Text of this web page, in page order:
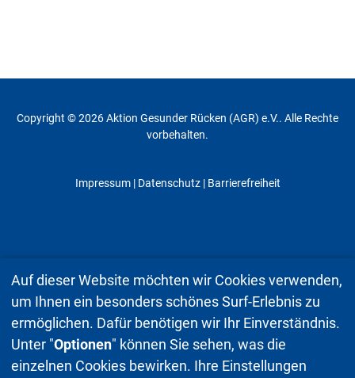
Copyright © 2026 Aktion Gesunder Rücken (AGR) e.V.. Alle Rechte
vorbehalten.
Impressum| Datenschutz| Barrierefreiheit
Auf dieser Website möchten wir Cookies verwenden,
um Ihnen ein besonders schönes Surf-Erlebnis zu
ermöglichen. Dafür benötigen wir Ihr Einverständnis.
Unter "Optionen" können Sie sehen, was die
einzelnen Cookies bewirken. Ihre Einstellungen